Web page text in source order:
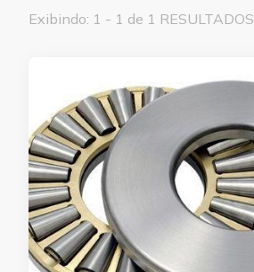
Exibindo: 1 - 1 de 1 RESULTADOS